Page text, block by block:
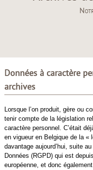
Données à caractère
archives
Lorsque l’on produit, gère ou
tenir compte de la législation
caractère personnel. C’était
en vigueur en Belgique de la «
davantage aujourd’hui, suite
Données (RGPD) qui est
européenne, et donc